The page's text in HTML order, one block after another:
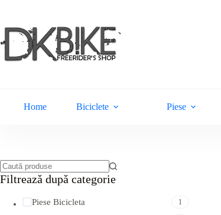
conținut
Home Biciclete Piese
Niciun
Filtreazǎ dupǎ categorie
Piese Bicicleta 1